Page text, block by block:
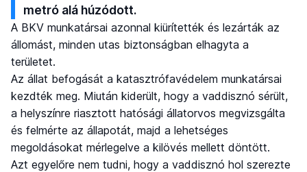
metró alá húzódott.
A BKV munkatársai azonnal kiürítették és lezárták az
állomást, minden utas biztonságban elhagyta a
területet.
Az állat befogását a katasztrófavédelem munkatársai
kezdték meg. Miután kiderült, hogy a vaddisznó sérült,
a helyszínre riasztott hatósági állatorvos megvizsgálta
és felmérte az állapotát, majd a lehetséges
megoldásokat mérlegelve a kilövés mellett döntött.
Azt egyelőre nem tudni, hogy a vaddisznó hol szerezte